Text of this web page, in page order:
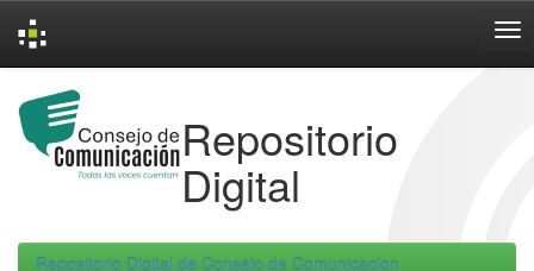
navigation
Repositorio
Digital
Repositorio Digital de Consejo de Comunicacion